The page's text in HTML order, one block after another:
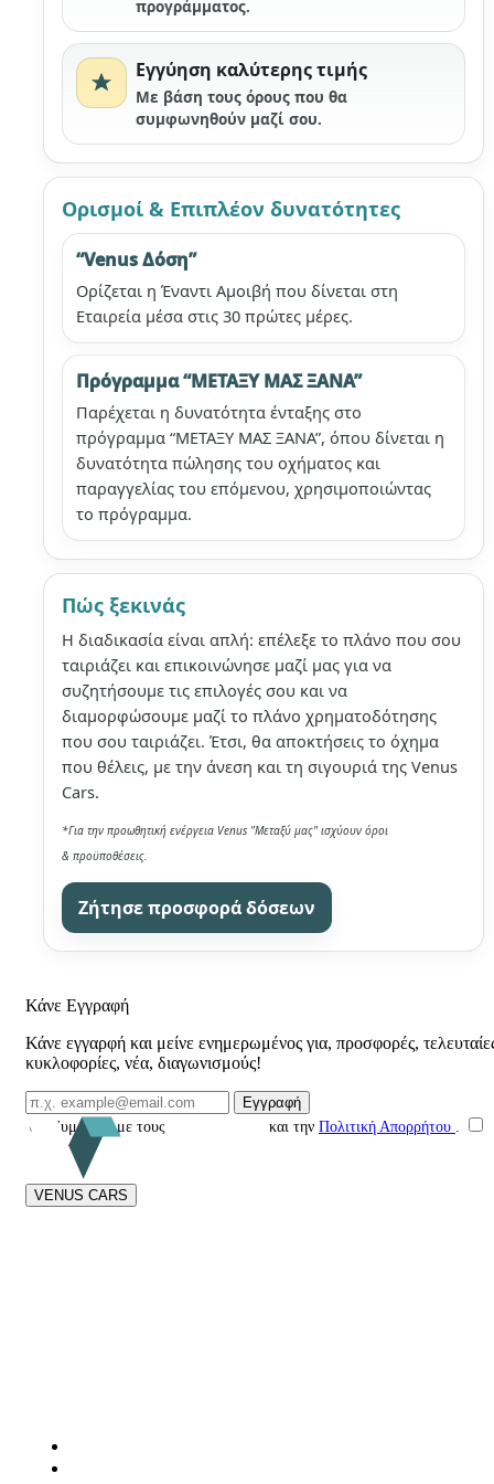
προγράμματος.
Εγγύηση καλύτερης τιμής
Με βάση τους όρους που θα
συμφωνηθούν μαζί σου.
Ορισμοί & Επιπλέον δυνατότητες
“Venus Δόση”
Ορίζεται η Έναντι Αμοιβή που δίνεται στη
Εταιρεία μέσα στις 30 πρώτες μέρες.
Πρόγραμμα “ΜΕΤΑΞΥ ΜΑΣ ΞΑΝΑ”
Παρέχεται η δυνατότητα ένταξης στο
πρόγραμμα “ΜΕΤΑΞΥ ΜΑΣ ΞΑΝΑ”, όπου δίνεται η
δυνατότητα πώλησης του οχήματος και
παραγγελίας του επόμενου, χρησιμοποιώντας
το πρόγραμμα.
Πώς ξεκινάς
Η διαδικασία είναι απλή: επέλεξε το πλάνο που σου
ταιριάζει και επικοινώνησε μαζί μας για να
συζητήσουμε τις επιλογές σου και να
διαμορφώσουμε μαζί το πλάνο χρηματοδότησης
που σου ταιριάζει. Έτσι, θα αποκτήσεις το όχημα
που θέλεις, με την άνεση και τη σιγουριά της Venus
Cars.
*Για την προωθητική ενέργεια Venus "Μεταξύ μας" ισχύουν όροι
& προϋποθέσεις.
Ζήτησε προσφορά δόσεων
Κάνε Εγγραφή
Κάνε εγγαρφή και μείνε ενημερωμένος για, προσφορές,
κυκλοφορίες, νέα, διαγωνισμούς!
Email Επικοινωνίας
Εγγραφή
Συμφωνώ με τους
και την Πολιτική Απορρήτου .
VENUS CARS